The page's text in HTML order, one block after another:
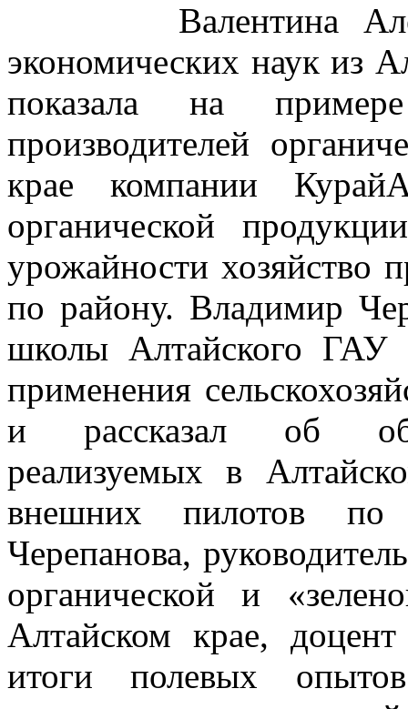
Валентина
экономических наук из
показала на
производителей
крае компании
органической
урожайности хозяйство
по району. Владимир
школы Алтайского ГАУ
применения
и рассказал об
реализуемых в
внешних пилотов
Черепанова,
органической и
Алтайском крае,
итоги полевых